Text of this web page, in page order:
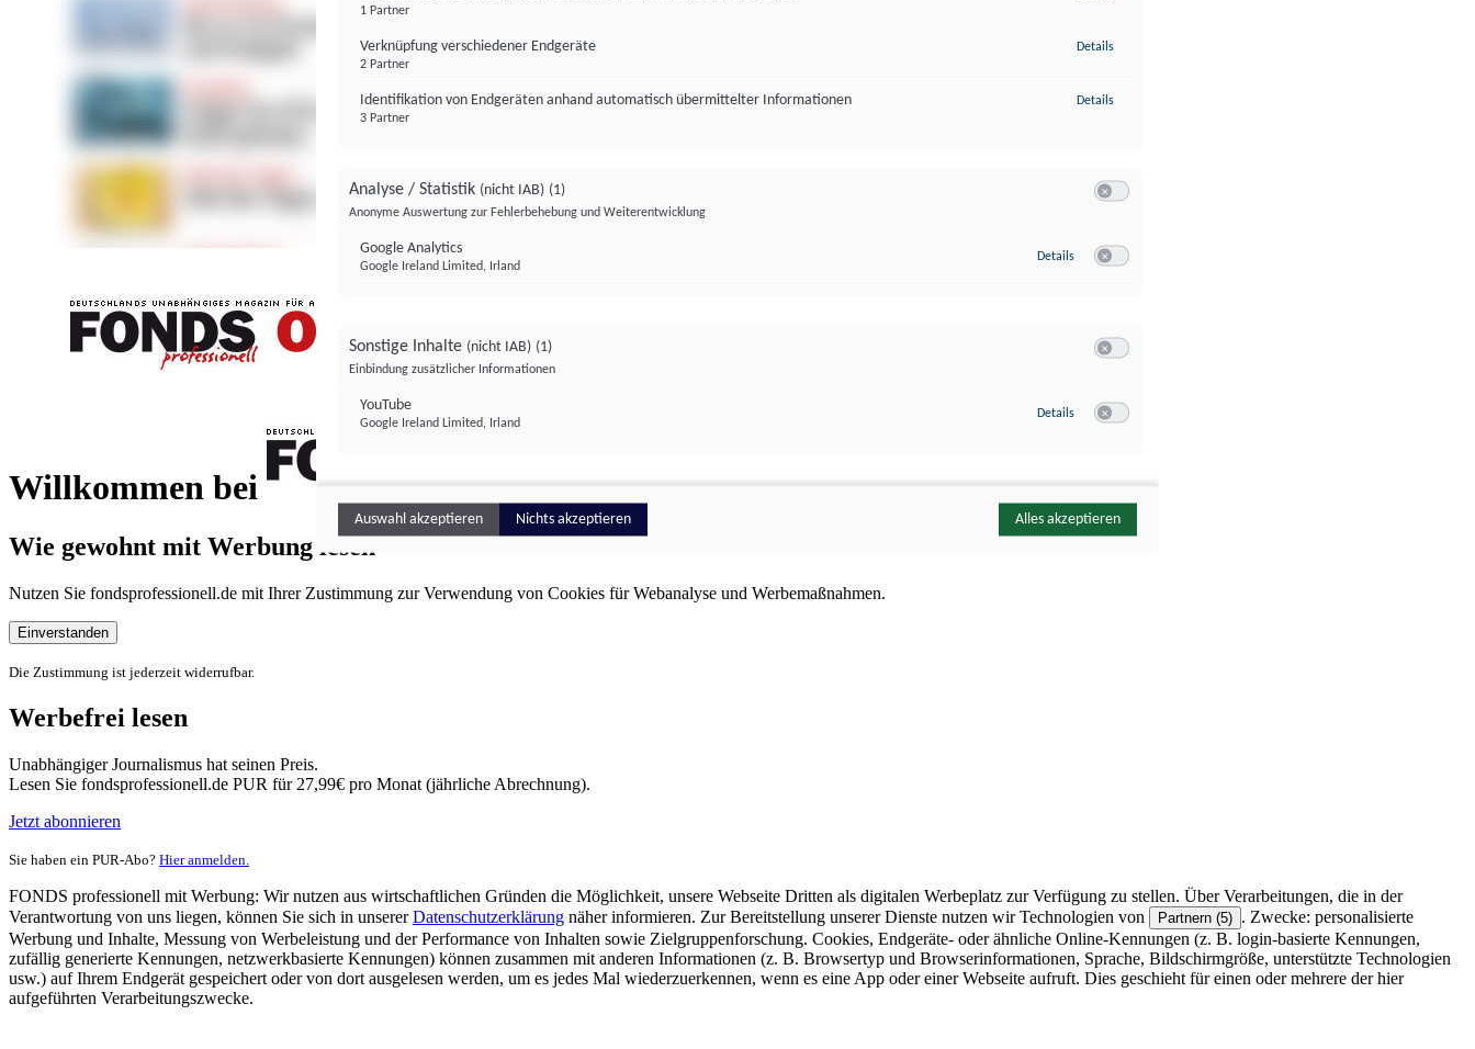
Willkommen bei
FONDS professionell
Wie gewohnt mit Werbung lesen
Nutzen Sie fondsprofessionell.de mit Ihrer Zustimmung zur Verwendung von Cookies für Webanalyse und Werbemaßnahmen.
Einverstanden
Die Zustimmung ist jederzeit widerrufbar.
Werbefrei lesen
Unabhängiger Journalismus hat seinen Preis.
Lesen Sie fondsprofessionell.de PUR für 27,99€ pro Monat (jährliche Abrechnung).
Jetzt abonnieren
Sie haben ein PUR-Abo? Hier anmelden.
FONDS professionell mit Werbung: Wir nutzen aus wirtschaftlichen Gründen die Möglichkeit, unsere Webseite Dritten als digitalen Werbeplatz zur Verfügung zu stellen. Über Verarbeitungen, die in der
Verantwortung von uns liegen, können Sie sich in unsererDatenschutzerklärung näher informieren. Zur Bereitstellung unserer Dienste nutzen wir Technologien von Partnern (5) . Zwecke: personalisierte
Werbung und Inhalte, Messung von Werbeleistung und der Performance von Inhalten sowie Zielgruppenforschung. Cookies, Endgeräte- oder ähnliche Online-Kennungen (z. B. login-basierte Kennungen,
zufällig generierte Kennungen, netzwerkbasierte Kennungen) können zusammen mit anderen Informationen (z. B. Browsertyp und Browserinformationen, Sprache, Bildschirmgröße, unterstützte Technologien
usw.) auf Ihrem Endgerät gespeichert oder von dort ausgelesen werden, um es jedes Mal wiederzuerkennen, wenn es eine App oder einer Webseite aufruft. Dies geschieht für einen oder mehrere der hier
aufgeführten Verarbeitungszwecke.
1 Partner
Verknüpfung verschiedener Endgeräte
2 Partner
Details
Identifikation von Endgeräten anhand automatisch übermittelter Informationen
3 Partner
Details
Analyse / Statistik (nicht IAB) (1)
Anonyme Auswertung zur Fehlerbehebung und Weiterentwicklung
Google Analytics
Google Ireland Limited, Irland
Details zu Google Analytics
Sonstige Inhalte (nicht IAB) (1)
Einbindung zusätzlicher Informationen
YouTube
Google Ireland Limited, Irland
Details zu YouTube
Auswahl akzeptieren Nichts akzeptieren Alles akzeptieren